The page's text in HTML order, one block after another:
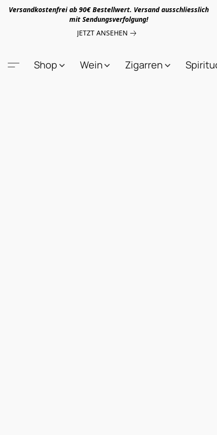
Versandkostenfrei ab 90€ Bestellwert. Versand ausschliesslich
mit Sendungsverfolgung!
JETZT ANSEHEN
Shop Wein Zigarren